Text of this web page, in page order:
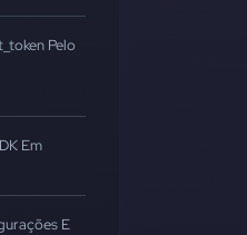
Pelo
Em
E